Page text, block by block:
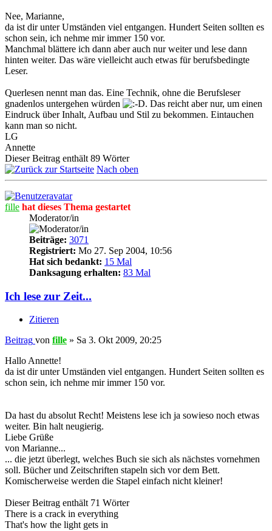
Nee, Marianne,
da ist dir unter Umständen viel entgangen. Hundert Seiten sollten es
schon sein, ich nehme mir immer 150 vor.
Manchmal blättere ich dann aber auch nur weiter und lese dann
hinten weiter. Das wäre vielleicht auch etwas für berufsbedingte
Leser.
Querlesen nennt man das. Eine Technik, ohne die Berufsleser
gnadenlos untergehen würden
. Das reicht aber nur, um einen
Eindruck über Inhalt, Aufbau und Stil zu bekommen. Eintauchen
kann man so nicht.
LG
Annette
Dieser Beitrag enthält 89 Wörter
Nach oben
fille hat dieses Thema gestartet
Moderator/in
Beiträge: 3071
Registriert: Mo 27. Sep 2004, 10:56
Hat sich bedankt: 15 Mal
Danksagung erhalten: 83 Mal
Ich lese zur Zeit...
Zitieren
Beitrag von fille » Sa 3. Okt 2009, 20:25
Hallo Annette!
da ist dir unter Umständen viel entgangen. Hundert Seiten sollten es
schon sein, ich nehme mir immer 150 vor.
Da hast du absolut Recht! Meistens lese ich ja sowieso noch etwas
weiter. Bin halt neugierig.
Liebe Grüße
von Marianne...
... die jetzt überlegt, welches Buch sie sich als nächstes vornehmen
soll. Bücher und Zeitschriften stapeln sich vor dem Bett.
Komischerweise werden die Stapel einfach nicht kleiner!
Dieser Beitrag enthält 71 Wörter
There is a crack in everything
That's how the light gets in